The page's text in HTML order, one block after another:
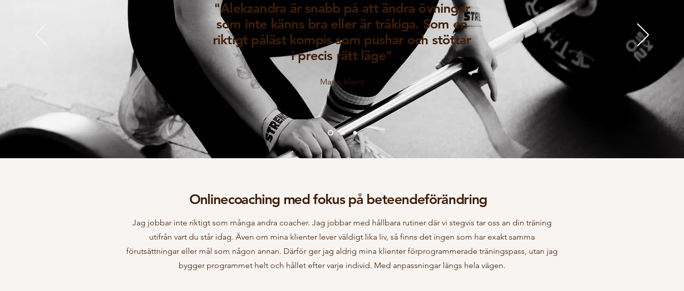
"Alekzandra är snabb på att ändra övningar
som inte känns bra eller är tråkiga. Som en
riktigt påläst kompis som pushar och stöttar
i precis rätt läge"
Maria, klient
Onlinecoaching med fokus på beteendeförändring
Jag jobbar inte riktigt som många andra coacher. Jag jobbar med hållbara rutiner där vi stegvis tar oss an din träning
utifrån vart du står idag. Även om mina klienter lever väldigt lika liv, så finns det ingen som har exakt samma
förutsättningar eller mål som någon annan. Därför ger jag aldrig mina klienter förprogrammerade träningspass, utan jag
bygger programmet helt och hållet efter varje individ. Med anpassningar längs hela vägen.